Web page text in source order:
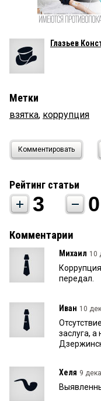
Глазьев
Метки
взятка, коррупция
Комментировать
Рейтинг статьи
3 0
Комментарии
Михаил 10
передал.
Иван 10
заслуга,
Хеля 9